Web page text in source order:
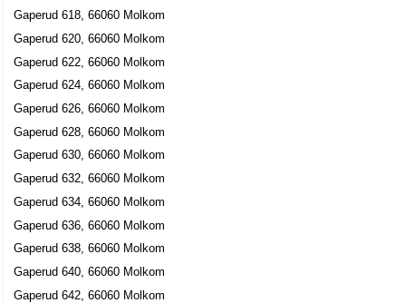
Gaperud 618, 66060 Molkom
Gaperud 620, 66060 Molkom
Gaperud 622, 66060 Molkom
Gaperud 624, 66060 Molkom
Gaperud 626, 66060 Molkom
Gaperud 628, 66060 Molkom
Gaperud 630, 66060 Molkom
Gaperud 632, 66060 Molkom
Gaperud 634, 66060 Molkom
Gaperud 636, 66060 Molkom
Gaperud 638, 66060 Molkom
Gaperud 640, 66060 Molkom
Gaperud 642, 66060 Molkom